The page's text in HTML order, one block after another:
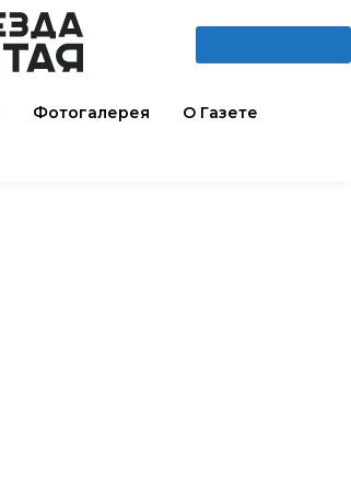
Фотогалерея О Газете